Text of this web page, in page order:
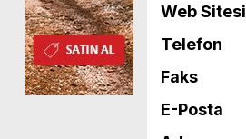
Web Sitesi
Telefon
Faks
E-Posta